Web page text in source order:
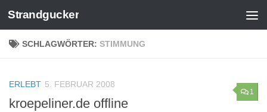
Zum Inhalt springen
Strandgucker
SCHLAGWÖRTER: STIMMUNG
1
ERLEBT 5. FEBRUAR 2008
kroepeliner.de offline